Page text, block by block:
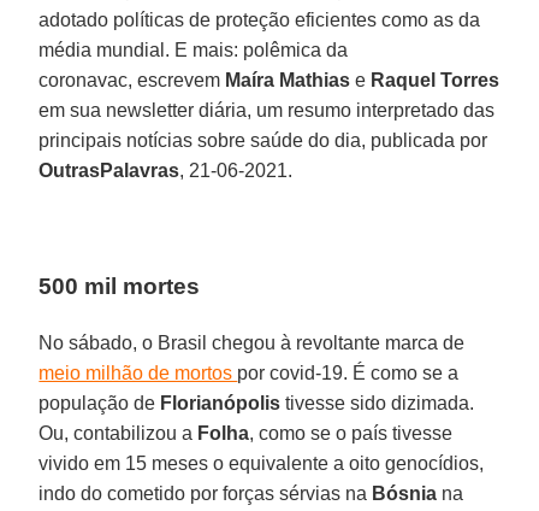
adotado políticas de proteção eficientes como as da
média mundial. E mais: polêmica da
coronavac, escrevem Maíra Mathias e Raquel Torres
em sua newsletter diária, um resumo interpretado das
principais notícias sobre saúde do dia, publicada por
OutrasPalavras, 21-06-2021.
500 mil mortes
No sábado, o Brasil chegou à revoltante marca de
meio milhão de mortos por covid-19. É como se a
população de Florianópolis tivesse sido dizimada.
Ou, contabilizou a Folha, como se o país tivesse
vivido em 15 meses o equivalente a oito genocídios,
indo do cometido por forças sérvias na Bósnia na